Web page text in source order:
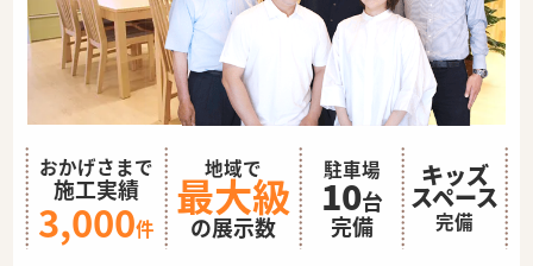
おかげさまで
施工実績
3,000件
地域で
最大級
の展示数
駐車場
10台
完備
キッズ
スペース
完備